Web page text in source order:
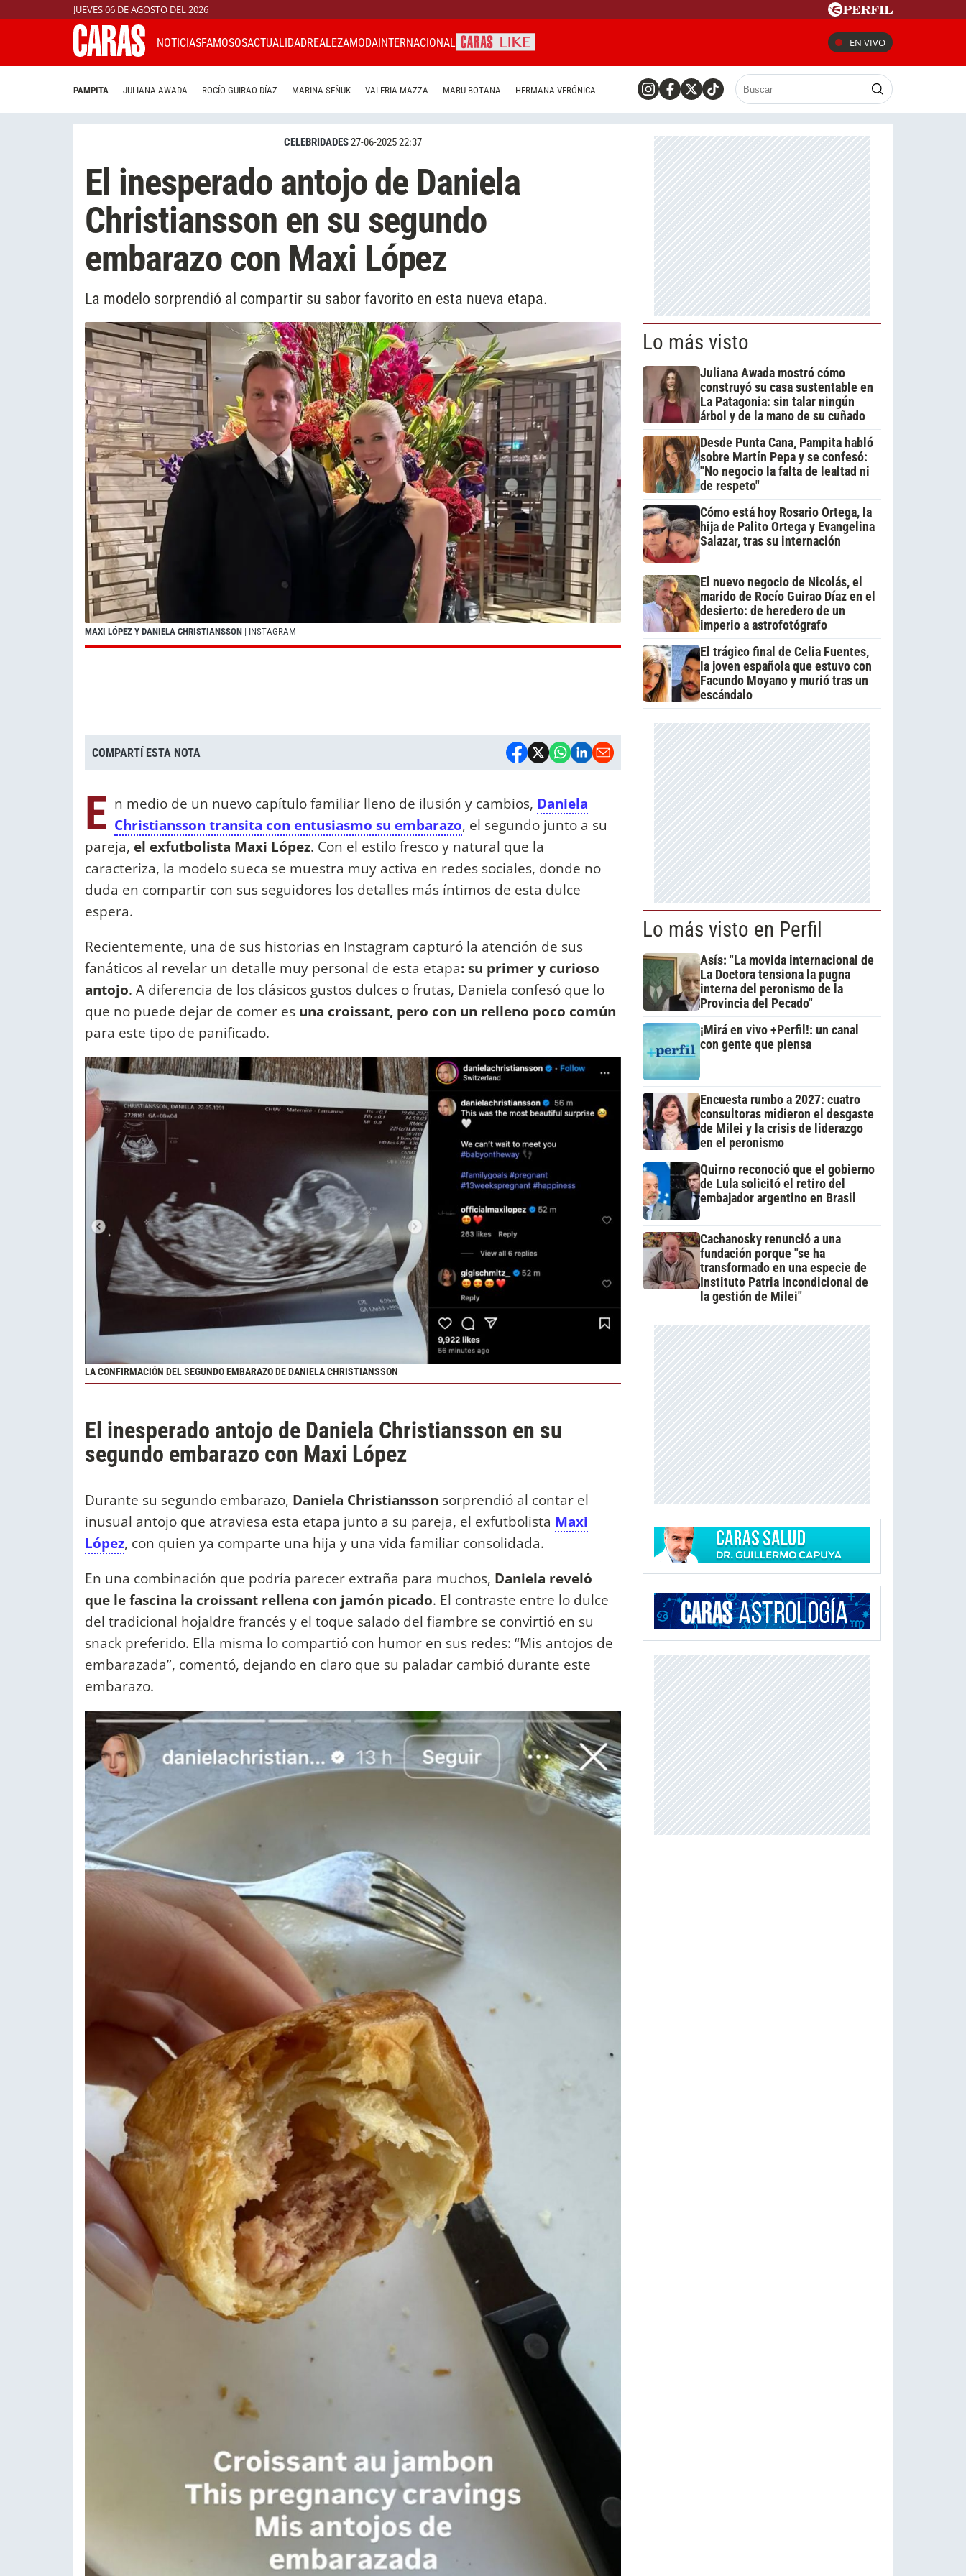
JUEVES 06 DE AGOSTO DEL 2026
NOTICIASFAMOSOSACTUALIDADREALEZAMODAINTERNACIONAL EN VIVO
PAMPITA JULIANA AWADA ROCÍO GUIRAO DÍAZ MARINA SEÑUK VALERIA MAZZA MARU BOTANA HERMANA VERÓNICA
CELEBRIDADES27-06-2025 22:37
El inesperado antojo de Daniela
Christiansson en su segundo
embarazo con Maxi López
La modelo sorprendió al compartir su sabor favorito en esta nueva etapa.
MAXI LÓPEZ Y DANIELA CHRISTIANSSON | INSTAGRAM
COMPARTÍ ESTA NOTA
E n medio de un nuevo capítulo familiar lleno de ilusión y cambios, Daniela
Christiansson transita con entusiasmo su embarazo, el segundo junto a su
pareja, el exfutbolista Maxi López. Con el estilo fresco y natural que la
caracteriza, la modelo sueca se muestra muy activa en redes sociales, donde no
duda en compartir con sus seguidores los detalles más íntimos de esta dulce
espera.
Recientemente, una de sus historias en Instagram capturó la atención de sus
fanáticos al revelar un detalle muy personal de esta etapa: su primer y curioso
antojo. A diferencia de los clásicos gustos dulces o frutas, Daniela confesó que lo
que no puede dejar de comer es una croissant, pero con un relleno poco común
para este tipo de panificado.
LA CONFIRMACIÓN DEL SEGUNDO EMBARAZO DE DANIELA CHRISTIANSSON
El inesperado antojo de Daniela Christiansson en su
segundo embarazo con Maxi López
Durante su segundo embarazo, Daniela Christiansson sorprendió al contar el
inusual antojo que atraviesa esta etapa junto a su pareja, el exfutbolista Maxi
López, con quien ya comparte una hija y una vida familiar consolidada.
En una combinación que podría parecer extraña para muchos, Daniela reveló
que le fascina la croissant rellena con jamón picado. El contraste entre lo dulce
del tradicional hojaldre francés y el toque salado del fiambre se convirtió en su
snack preferido. Ella misma lo compartió con humor en sus redes: “Mis antojos de
embarazada”, comentó, dejando en claro que su paladar cambió durante este
embarazo.
Lo más visto
Juliana Awada mostró cómo
construyó su casa sustentable en
La Patagonia: sin talar ningún
árbol y de la mano de su cuñado
Desde Punta Cana, Pampita habló
sobre Martín Pepa y se confesó:
"No negocio la falta de lealtad ni
de respeto"
Cómo está hoy Rosario Ortega, la
hija de Palito Ortega y Evangelina
Salazar, tras su internación
El nuevo negocio de Nicolás, el
marido de Rocío Guirao Díaz en el
desierto: de heredero de un
imperio a astrofotógrafo
El trágico final de Celia Fuentes,
la joven española que estuvo con
Facundo Moyano y murió tras un
escándalo
Lo más visto en Perfil
Asís: "La movida internacional de
La Doctora tensiona la pugna
interna del peronismo de la
Provincia del Pecado"
¡Mirá en vivo +Perfil!: un canal
con gente que piensa
Encuesta rumbo a 2027: cuatro
consultoras midieron el desgaste
de Milei y la crisis de liderazgo
en el peronismo
Quirno reconoció que el gobierno
de Lula solicitó el retiro del
embajador argentino en Brasil
Cachanosky renunció a una
fundación porque "se ha
transformado en una especie de
Instituto Patria incondicional de
la gestión de Milei"